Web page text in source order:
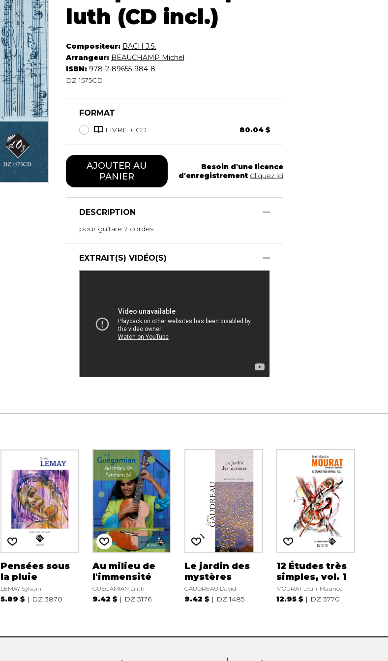
Hautbois
Luth
Percussion
Piano
Saxophone
Tuba
Ukulélé
Violon
Voix
luth (CD incl.)
Compositeur: BACH J.S.
Arrangeur: BEAUCHAMP Michel
ISBN: 978-2-89655-984-8
DZ 1575CD
FORMAT
LIVRE + CD 80.04 $
AJOUTER AU
PANIER
Besoin d'une licence
d'enregistrement Cliquez ici
DESCRIPTION
pour guitare 7 cordes
EXTRAIT(S) VIDÉO(S)
Pensées sous
la pluie
LEMAY Sylvain
5.89 $ DZ 3870
Au milieu de
l'immensité
GUÉGAMIAN Lilith
9.42 $ DZ 3176
Le jardin des
mystères
GAUDREAU David
9.42 $ DZ 1485
12 Études très
simples, vol. 1
MOURAT Jean-Maurice
12.95 $ DZ 3770